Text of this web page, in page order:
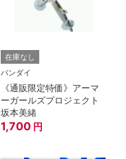
在庫なし
バンダイ
《通販限定特価》アーマ
ーガールズプロジェクト
坂本美緒
1,700 円